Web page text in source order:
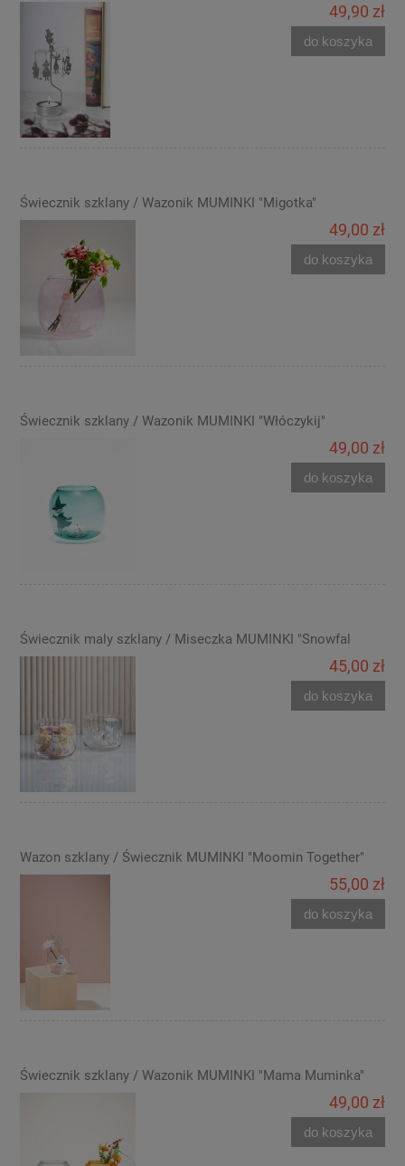
49,90 zł
do koszyka
Świecznik szklany / Wazonik MUMINKI "Migotka"
49,00 zł
do koszyka
Świecznik szklany / Wazonik MUMINKI "Włóczykij"
49,00 zł
do koszyka
Świecznik maly szklany / Miseczka MUMINKI "Snowfal
45,00 zł
do koszyka
Wazon szklany / Świecznik MUMINKI "Moomin Together"
55,00 zł
do koszyka
Świecznik szklany / Wazonik MUMINKI "Mama Muminka"
49,00 zł
do koszyka